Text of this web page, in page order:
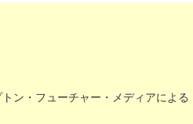
ン・フューチャー・メディアによる